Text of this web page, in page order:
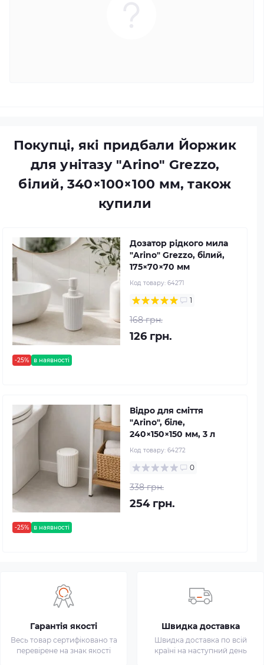
Покупці, які придбали Йоржик
для унітазу "Arino" Grezzo,
білий, 340×100×100 мм, також
купили
-25% в наявності
Дозатор рідкого мила
"Arino" Grezzo, білий,
175×70×70 мм
Код товару: 64271
1
168 грн.
126 грн.
-25% в наявності
Відро для сміття
"Arino", біле,
240×150×150 мм, 3 л
Код товару: 64272
0
338 грн.
254 грн.
Гарантія якості
Весь товар сертифіковано та
перевірене на знак якості
Швидка доставка
Швидка доставка по всій
країні на наступний день